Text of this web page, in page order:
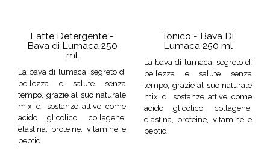
Latte Detergente -
Bava di Lumaca 250
ml
La bava di lumaca, segreto di
bellezza e salute senza
tempo, grazie al suo naturale
mix di sostanze attive come
acido glicolico, collagene,
elastina, proteine, vitamine e
peptidi
Tonico - Bava Di
Lumaca 250 ml
La bava di lumaca, segreto di
bellezza e salute senza
tempo, grazie al suo naturale
mix di sostanze attive come
acido glicolico, collagene,
elastina, proteine, vitamine e
peptidi